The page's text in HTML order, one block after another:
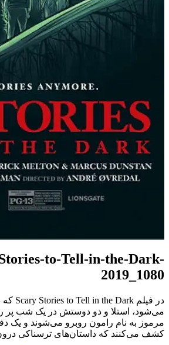
to-Tell-in-the-Dark-
2019_1080
می‌شود، استلا و دو دوستش در یک شب پر
مرموز به نام رامون روبرو می‌شوند و یک
کشف می‌کنند که داستان‌های ترسناکی